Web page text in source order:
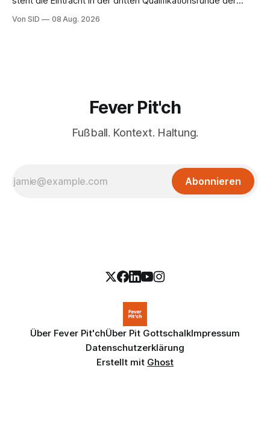
Von SID 08 Aug. 2026
Fever Pit'ch
Fußball. Kontext. Haltung.
Abonnieren
Über Fever Pit'chÜber Pit GottschalkImpressum
Datenschutzerklärung
Erstellt mit Ghost